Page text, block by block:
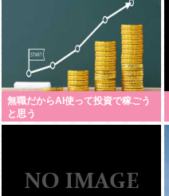
無職だからAI使って投資で稼ごう
と思う